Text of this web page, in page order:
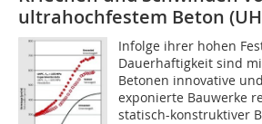
ultrahochfestem Beton
Infolge ihrer hohen
Dauerhaftigkeit sind
Betonen innovative
exponierte Bauwerke
statisch-konstruktiver